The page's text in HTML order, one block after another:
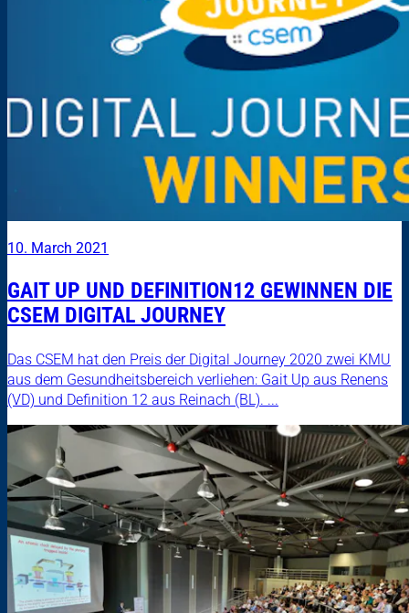
10. March 2021
GAIT UP UND DEFINITION12 GEWINNEN DIE
CSEM DIGITAL JOURNEY
Das CSEM hat den Preis der Digital Journey 2020 zwei KMU
aus dem Gesundheitsbereich verliehen: Gait Up aus Renens
(VD) und Definition 12 aus Reinach (BL). ...